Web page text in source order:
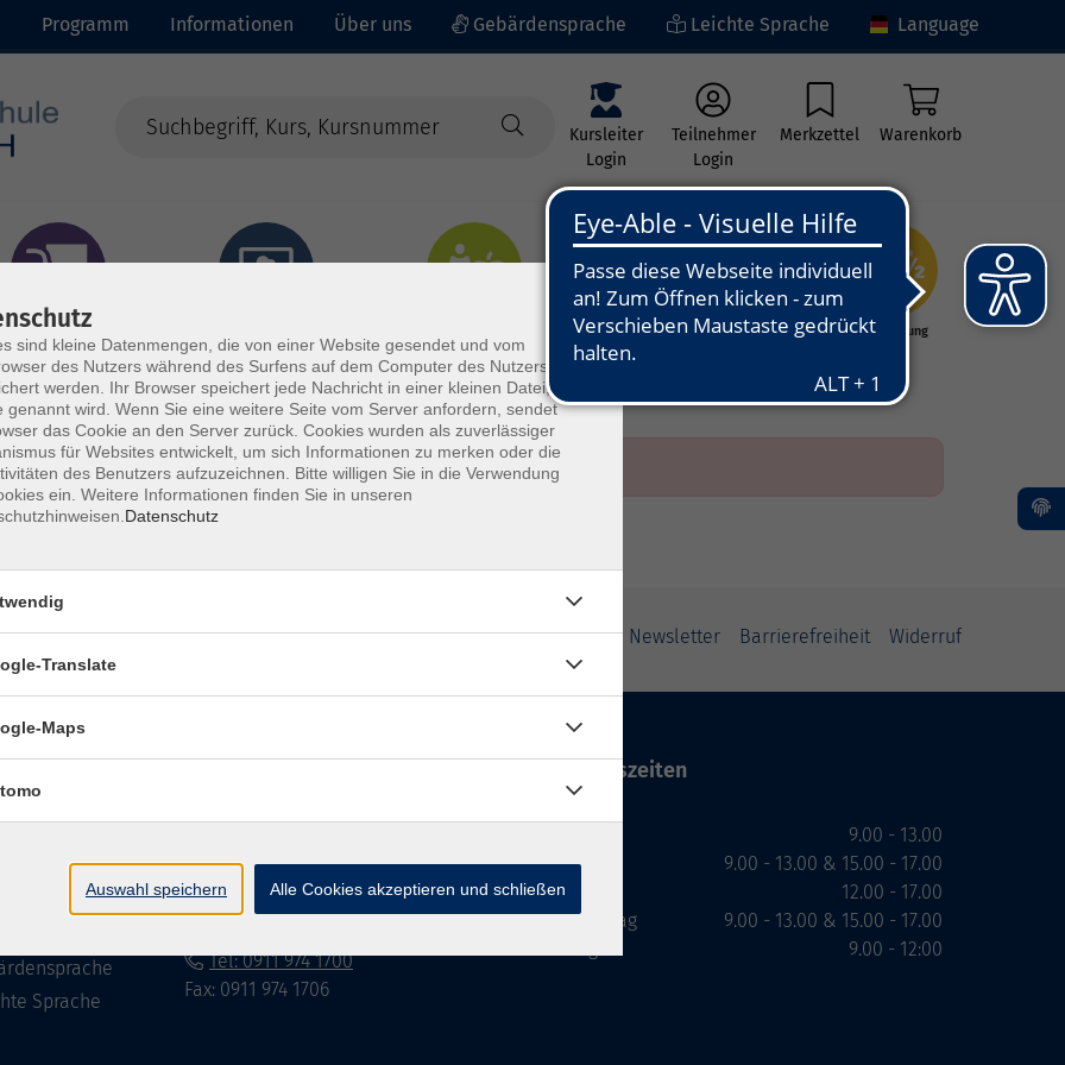
Programm Informationen Über uns Gebärdensprache Leichte Sprache Language
Kursleiter
Login
Teilnehmer
Login
Merkzettel Warenkorb
- Integration
Kunst - Kultur -
Grundbildung
Impressum Datenschutzerklärung AGB Newsletter Barrierefreiheit Widerruf
Sprache
90762 Fürth
info@vhs-fuerth.de
Tel: 0911 974 1700
Fax: 0911 974 1706
Öffnungszeiten
Dienstag
Mittwoch
Donnerstag
9.00 - 13.00
9.00 - 13.00 & 15.00 - 17.00
12.00 - 17.00
9.00 - 13.00 & 15.00 - 17.00
9.00 - 12:00
sind kleine Datenmengen, die von einer Website gesendet und vom
des Nutzers während des Surfens auf dem Computer des Nutzers
werden. Ihr Browser speichert jede Nachricht in einer kleinen Datei, die
genannt wird. Wenn Sie eine weitere Seite vom Server anfordern, sendet
das Cookie an den Server zurück. Cookies wurden als zuverlässiger
für Websites entwickelt, um sich Informationen zu merken oder die
des Benutzers aufzuzeichnen. Bitte willigen Sie in die Verwendung
ein. Weitere Informationen finden Sie in unseren
Datenschutz
×
Translate
Maps
Auswahl speichern Alle Cookies akzeptieren und schließen